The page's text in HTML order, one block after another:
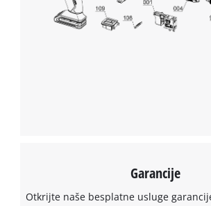
Garancije
Otkrijte naše besplatne usluge